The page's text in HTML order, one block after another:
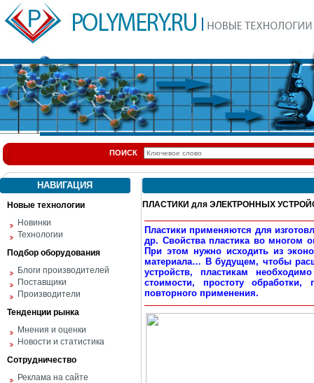
ПОИСК
НАВИГАЦИЯ
Новые технологии
Новинки
Технологии
Подбор оборудования
Блоги производителей
Поставщики
Производители
Тенденции рынка
Мнения и оценки
Новости и статистика
Сотрудничество
Реклама на сайте
ПЛАСТИКИ для ЭЛЕКТРОННЫХ
Пластики применяются для
др. Свойства пластика во многом
При этом нужно исходить из
материала… В будущем, чтобы
устройств, пластикам
стоимости, простоту обработки,
повторного применения.